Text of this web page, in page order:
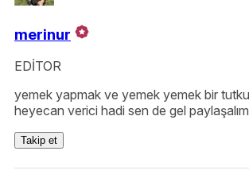
merinur
EDİTOR
yemek yapmak ve yemek yemek bir
heyecan verici hadi sen de gel
Takip et